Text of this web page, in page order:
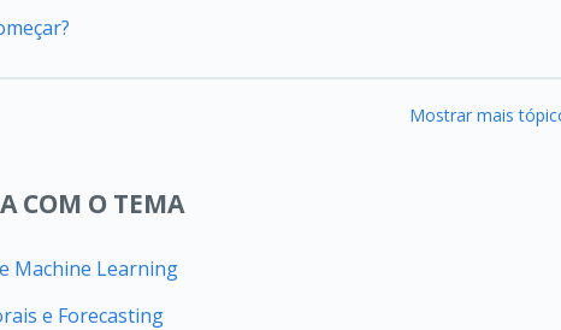
Mostrar mais
COM O TEMA
Machine Learning
e Forecasting